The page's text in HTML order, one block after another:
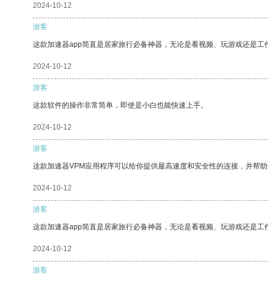
2024-10-12
游客
这款加速器app简直是居家旅行必备神器，无论是看视频、玩游戏还是工
2024-10-12
游客
这款软件的操作非常简单，即使是小白也能快速上手。
2024-10-12
游客
这款加速器VPM应用程序可以给你提供最高速度和安全性的连接，并帮助
2024-10-12
游客
这款加速器app简直是居家旅行必备神器，无论是看视频、玩游戏还是
2024-10-12
游客